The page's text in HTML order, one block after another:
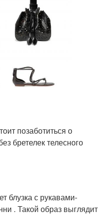
позаботиться о
бретелек телесного
блузка с рукавами-
. Такой образ выглядит